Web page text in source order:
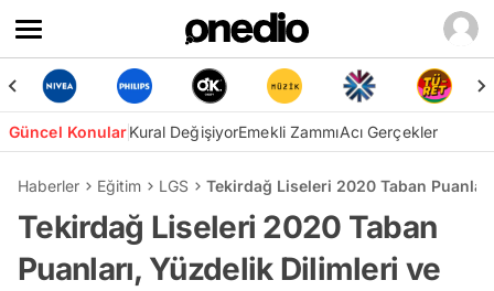
Güncel KonularKural DeğişiyorEmekli ZammıAcı Gerçekler
Haberler Eğitim LGS Tekirdağ Liseleri 2020 Taban
Tekirdağ Liseleri 2020 Taban
Puanları, Yüzdelik Dilimleri ve